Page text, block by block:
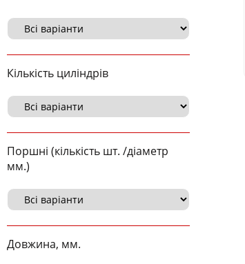
Кількість циліндрів
Поршні (кількість шт. /діаметр
мм.)
Довжина, мм.